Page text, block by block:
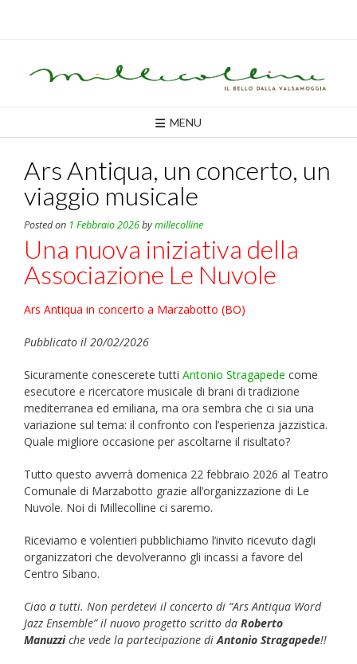
MENU
Ars Antiqua, un concerto, un
viaggio musicale
Posted on 1 Febbraio 2026bymillecolline
Una nuova iniziativa della
Associazione Le Nuvole
Ars Antiqua in concerto a Marzabotto (BO)
Pubblicato il 20/02/2026
Sicuramente conescerete tutti Antonio Stragapede come
esecutore e ricercatore musicale di brani di tradizione
mediterranea ed emiliana, ma ora sembra che ci sia una
variazione sul tema: il confronto con l’esperienza jazzistica.
Quale migliore occasione per ascoltarne il risultato?
Tutto questo avverrà domenica 22 febbraio 2026 al Teatro
Comunale di Marzabotto grazie all’organizzazione di Le
Nuvole. Noi di Millecolline ci saremo.
Riceviamo e volentieri pubblichiamo l’invito ricevuto dagli
organizzatori che devolveranno gli incassi a favore del
Centro Sibano.
Ciao a tutti. Non perdetevi il concerto di “Ars Antiqua Word
Jazz Ensemble” il nuovo progetto scritto da Roberto
Manuzziche vede la partecipazione diAntonio Stragapede!!